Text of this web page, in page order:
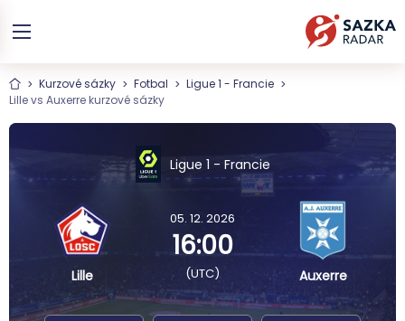
Kurzové sázky Fotbal
Ligue 1 - Francie
Lille vs Auxerre kurzové sázky
Ligue 1 - Francie
Lille
05. 12. 2026
16:00
(UTC) Auxerre